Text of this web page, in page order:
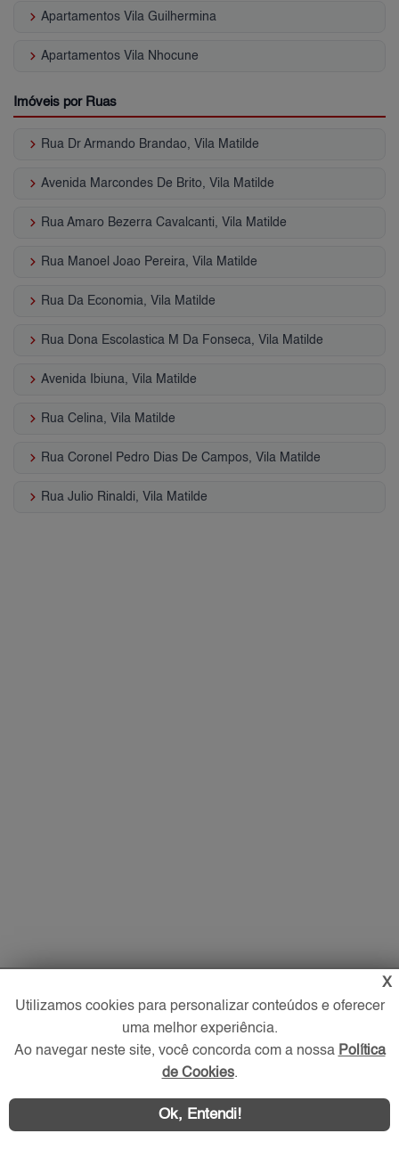
keyboard_arrow_right Apartamentos Vila Guilhermina
keyboard_arrow_right Apartamentos Vila Nhocune
Imóveis por Ruas
keyboard_arrow_right Rua Dr Armando Brandao, Vila Matilde
keyboard_arrow_right Avenida Marcondes De Brito, Vila Matilde
keyboard_arrow_right Rua Amaro Bezerra Cavalcanti, Vila Matilde
keyboard_arrow_right Rua Manoel Joao Pereira, Vila Matilde
keyboard_arrow_right Rua Da Economia, Vila Matilde
keyboard_arrow_right Rua Dona Escolastica M Da Fonseca, Vila Matilde
keyboard_arrow_right Avenida Ibiuna, Vila Matilde
keyboard_arrow_right Rua Celina, Vila Matilde
keyboard_arrow_right Rua Coronel Pedro Dias De Campos, Vila Matilde
keyboard_arrow_right Rua Julio Rinaldi, Vila Matilde
Imóveis
Comprar
Alugar
Imóveis Novos
Imobiliária
X
Utilizamos cookies para personalizar conteúdos e oferecer
uma melhor experiência.
Ao navegar neste site, você concorda com a nossa Política
de Cookies.
Ok, Entendi!